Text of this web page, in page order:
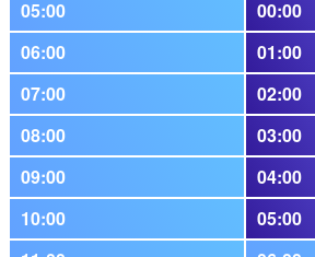
05:00
00:00
06:00
01:00
07:00
02:00
08:00
03:00
09:00
04:00
10:00
05:00